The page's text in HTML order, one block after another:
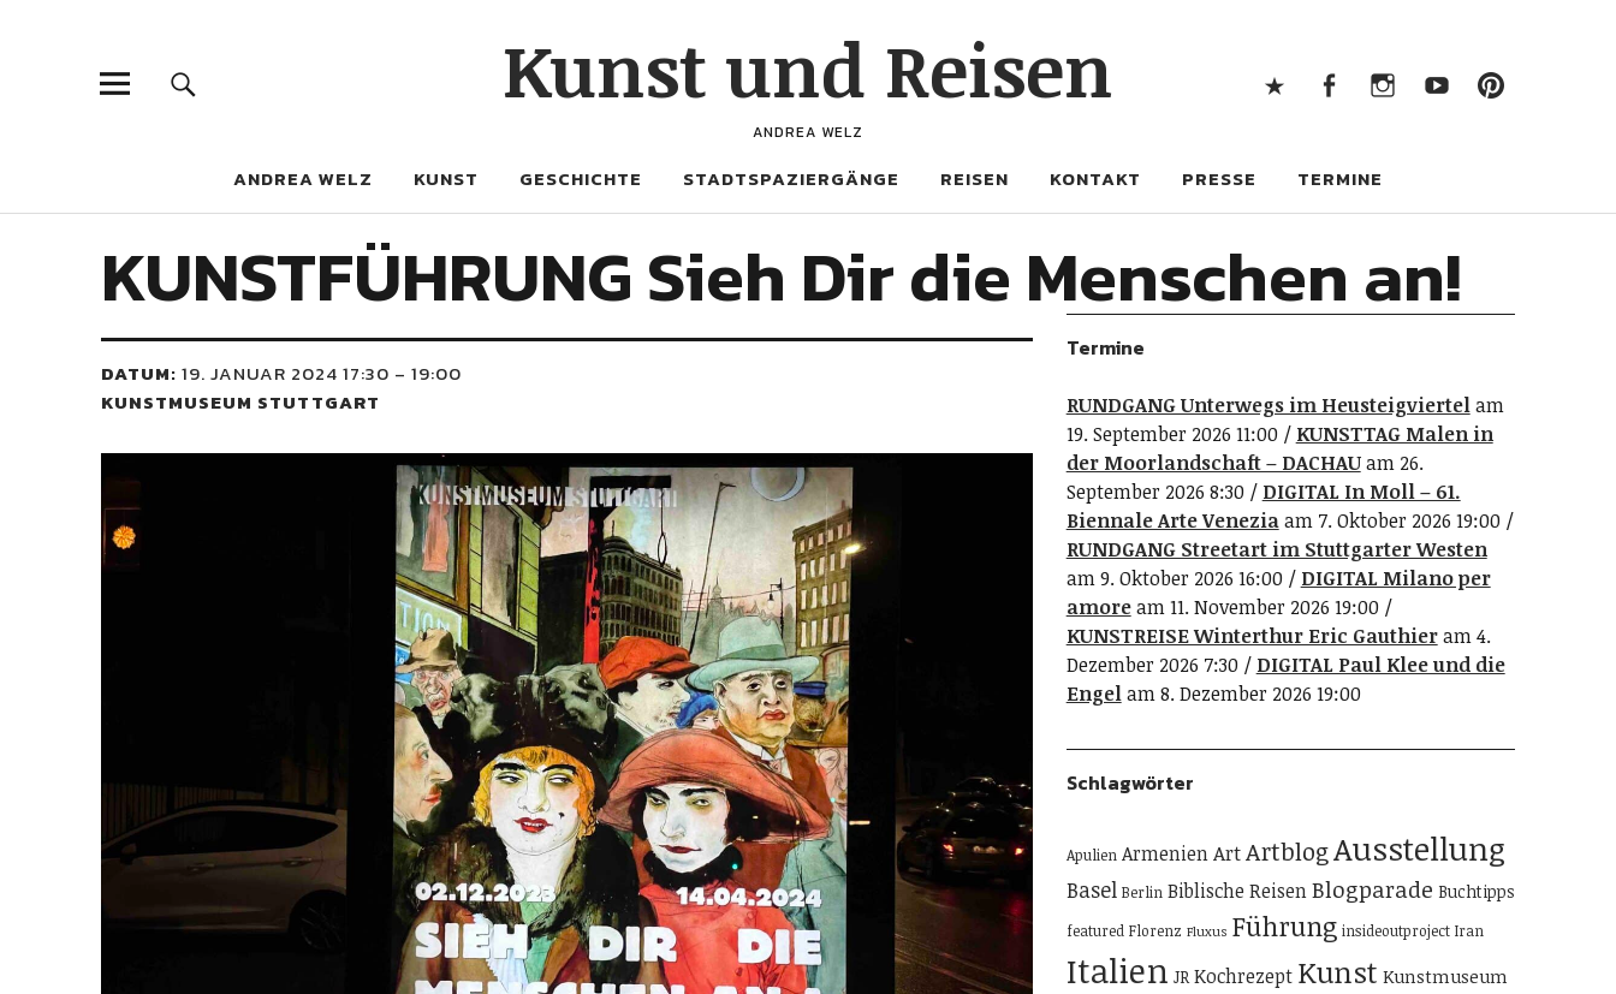
Kunst und Reisen
ANDREA WELZ
ANDREA WELZ KUNST GESCHICHTE STADTSPAZIERGÄNGE REISEN KONTAKT PRESSE TERMINE
KUNSTFÜHRUNG Sieh Dir die Menschen an!
DATUM: 19. JANUAR 2024 17:30 – 19:00
KUNSTMUSEUM STUTTGART
Termine
RUNDGANG Unterwegs im Heusteigviertelam
19. September 2026 11:00
KUNSTTAG Malen in
der Moorlandschaft – DACHAUam 26.
September 2026 8:30
DIGITAL In Moll – 61.
Biennale Arte Veneziaam 7. Oktober 2026 19:00
RUNDGANG Streetart im Stuttgarter Westen
am 9. Oktober 2026 16:00
DIGITAL Milano per
amoream 11. November 2026 19:00
KUNSTREISE Winterthur Eric Gauthieram 4.
Dezember 2026 7:30
DIGITAL Paul Klee und die
Engelam 8. Dezember 2026 19:00
Schlagwörter
Apulien ArmenienArtArtblogAusstellung
Basel Berlin Biblische ReisenBlogparade Buchtipps
featured Florenz Fluxus Führung insideoutproject Iran
Italien JR Kochrezept Kunst Kunstmuseum